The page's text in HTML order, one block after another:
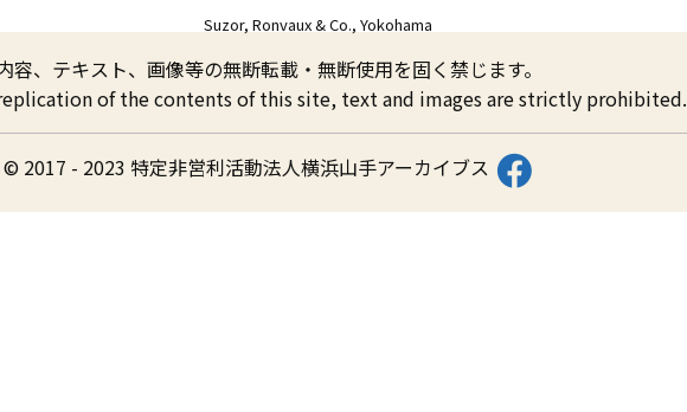
Suzor, Ronvaux & Co., Yokohama
容、テキスト、画像等の無断転載・無断使用を固く禁じます。
of the contents of this site, text and images are strictly prohibited.
2017 - 2023 特定非営利活動法人横浜山手アーカイブス